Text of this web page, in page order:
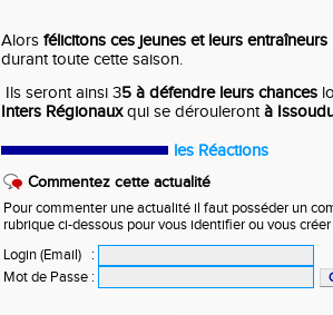
Alors félicitons ces jeunes et leurs entraîneurs
durant toute cette saison.
Ils seront ainsi 35 à défendre leurs chances
Inters Régionauxqui se déroulerontà
les Réactions
Commentez cette actualité
Pour commenter une actualité il faut posséder un
rubrique ci-dessous pour vous identifier ou vous
Login (Email)
:
Mot de Passe :